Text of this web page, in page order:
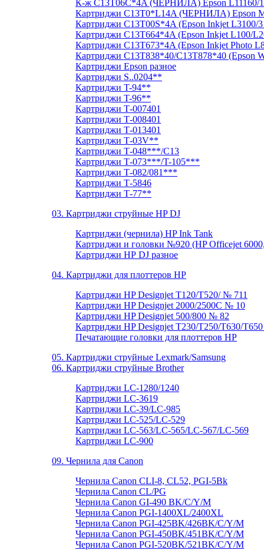
К-ж C13T06C*4A (ЧЕРНИЛА) Epson L11160/
Картриджи C13T0*L14A (ЧЕРНИЛА) Epson
Картриджи C13T00S*4A (Epson Inkjet L3100/
Картриджи C13T664*4A (Epson Inkjet L100/
Картриджи C13T673*4A (Epson Inkjet Photo
Картриджи C13T838*40/C13T878*40 (Epson
Картриджи Epson разное
Картриджи S..0204**
Картриджи T-94**
Картриджи T-96**
Картриджи Т-007401
Картриджи Т-008401
Картриджи Т-013401
Картриджи Т-03V**
Картриджи Т-048***/С13
Картриджи Т-073***/T-105***
Картриджи Т-082/081***
Картриджи Т-5846
Картриджи Т-77**
03. Картриджи струйные HP DJ
Картриджи (чернила) HP Ink Tank
Картриджи и головки №920 (HP Officejet
Картриджи НР DJ разное
04. Картриджи для плоттеров HP
Картриджи HP Designjet T120/T520/ № 711
Картриджи HP Designjet 2000/2500C № 10
Картриджи HP Designjet 500/800 № 82
Картриджи HP Designjet T230/T250/T630/
Печатающие головки для плоттеров НР
05. Картриджи струйные Lexmark/Samsung
06. Картриджи струйные Brother
Картриджи LC-1280/1240
Картриджи LC-3619
Картриджи LC-39/LC-985
Картриджи LC-525/LC-529
Картриджи LC-563/LC-565/LC-567/LC-569
Картриджи LC-900
09. Чернила для Canon
Чернила Canon CLI-8, CL52, PGI-5Bk
Чернила Canon CL/PG
Чернила Canon GI-490 BK/C/Y/M
Чернила Canon PGI-1400XL/2400XL
Чернила Canon PGI-425BK/426BK/C/Y/M
Чернила Canon PGI-450BK/451BK/C/Y/M
Чернила Canon PGI-520BK/521BK/C/Y/M